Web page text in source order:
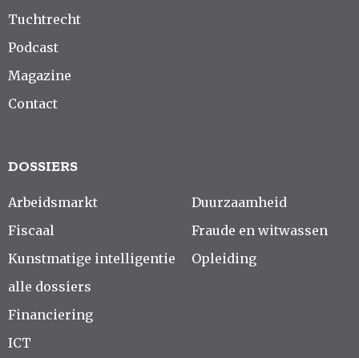
Tuchtrecht
Podcast
Magazine
Contact
DOSSIERS
Arbeidsmarkt
Fiscaal
Kunstmatige intelligentie
alle dossiers
Duurzaamheid
Fraude en witwassen
Opleiding
Financiering
ICT